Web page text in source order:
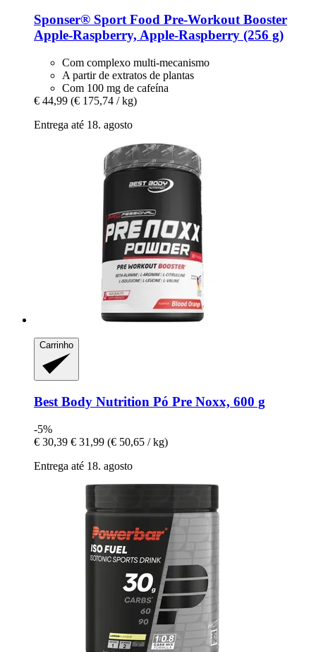
Sponser® Sport Food Pre-​Workout Booster
Apple-​Raspberry, Apple-​Raspberry (256 g)
Com complexo multi-mecanismo
A partir de extratos de plantas
Com 100 mg de cafeína
€ 44,99 (€ 175,74 / kg)
Entrega até 18. agosto
Carrinho
Best Body Nutrition Pó Pre Noxx, 600 g
-5%
€ 30,39 € 31,99 (€ 50,65 / kg)
Entrega até 18. agosto